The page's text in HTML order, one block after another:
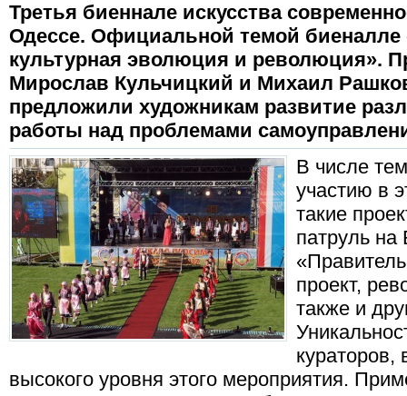
Третья биеннале искусства
Одессе. Официальной темой биеналле
культурная эволюция и революция».
Мирослав Кульчицкий и Михаил
предложили художникам развитие
работы над проблемами
В числе
участию в
такие
патруль на
проект,
также и
высокого уровня этого мероприятия.